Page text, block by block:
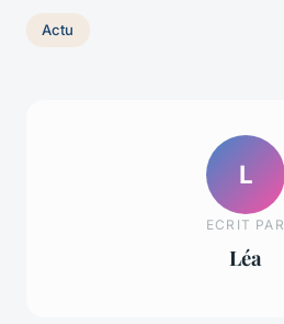
Actu
L
ECRIT PAR
Léa